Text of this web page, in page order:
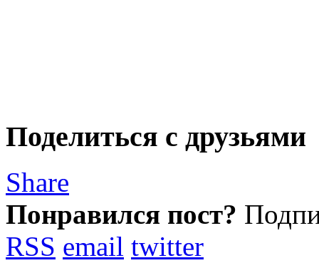
Поделиться с друзьями
Share
Понравился пост?
RSS email twitter